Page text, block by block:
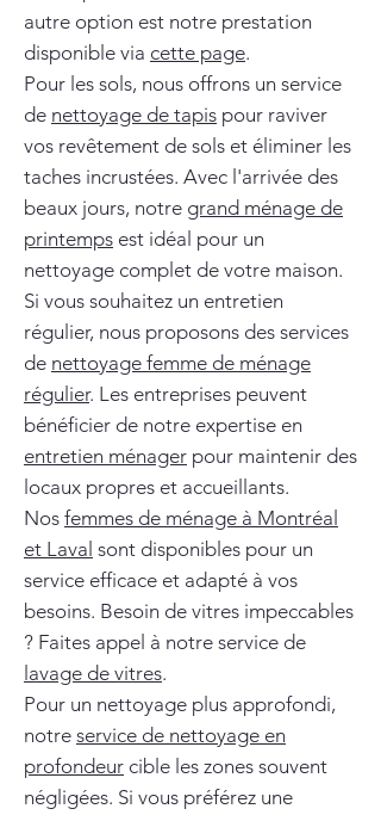
autre option est notre prestation
disponible via cette page.
Pour les sols, nous offrons un service
de nettoyage de tapis pour raviver
vos revêtement de sols et éliminer les
taches incrustées. Avec l'arrivée des
beaux jours, notre grand ménage de
printemps est idéal pour un
nettoyage complet de votre maison.
Si vous souhaitez un entretien
régulier, nous proposons des services
de nettoyage femme de ménage
régulier. Les entreprises peuvent
bénéficier de notre expertise en
entretien ménager pour maintenir des
locaux propres et accueillants.
Nos femmes de ménage à Montréal
et Laval sont disponibles pour un
service efficace et adapté à vos
besoins. Besoin de vitres impeccables
? Faites appel à notre service de
lavage de vitres.
Pour un nettoyage plus approfondi,
notre service de nettoyage en
profondeur cible les zones souvent
négligées. Si vous préférez une